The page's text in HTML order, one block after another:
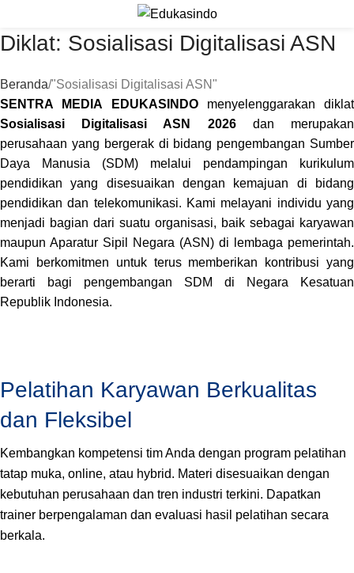
Diklat: Sosialisasi Digitalisasi ASN
Beranda "Sosialisasi Digitalisasi ASN"
SENTRA MEDIA EDUKASINDOmenyelenggarakan diklat
Sosialisasi Digitalisasi ASN 2026dan merupakan
perusahaan yang bergerak di bidang pengembangan Sumber
Daya Manusia (SDM) melalui pendampingan kurikulum
pendidikan yang disesuaikan dengan kemajuan di bidang
pendidikan dan telekomunikasi. Kami melayani individu yang
menjadi bagian dari suatu organisasi, baik sebagai karyawan
maupun Aparatur Sipil Negara (ASN) di lembaga pemerintah.
Kami berkomitmen untuk terus memberikan kontribusi yang
berarti bagi pengembangan SDM di Negara Kesatuan
Republik Indonesia.
Pelatihan Karyawan Berkualitas
dan Fleksibel
Kembangkan kompetensi tim Anda dengan program pelatihan
tatap muka, online, atau hybrid. Materi disesuaikan dengan
kebutuhan perusahaan dan tren industri terkini. Dapatkan
trainer berpengalaman dan evaluasi hasil pelatihan secara
berkala.